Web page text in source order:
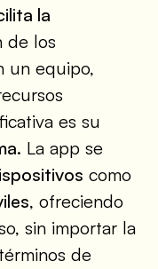
la
de los
un equipo,
es su
. La app se
como
, ofreciendo
sin importar la
de